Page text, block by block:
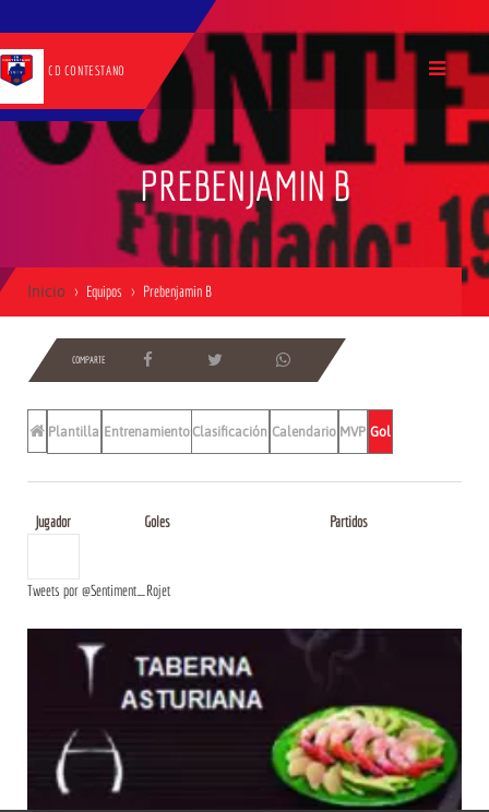
CD CONTESTANO
PREBENJAMIN B
Inicio Equipos Prebenjamin B
COMPARTE
Plantilla EntrenamientosClasificación Calendario MVP Gol
Jugador Goles Partidos
Tweets por @Sentiment_Rojet